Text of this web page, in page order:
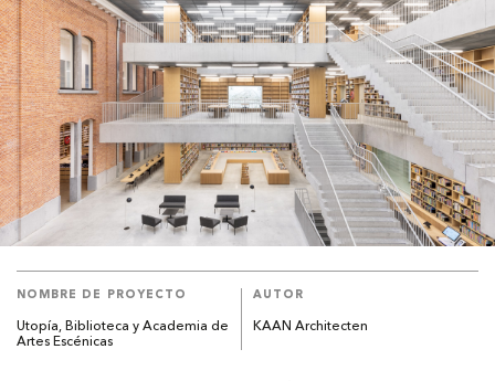
NOMBRE DE PROYECTO
Utopía, Biblioteca y Academia de
Artes Escénicas
AUTOR
KAAN Architecten